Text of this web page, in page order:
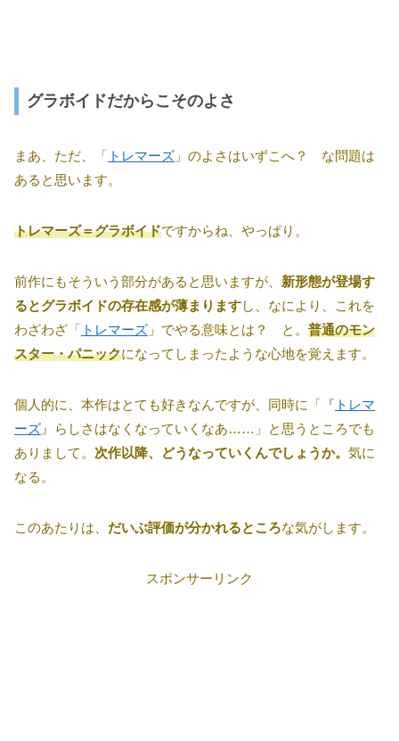
グラボイドだからこそのよさ
まあ、ただ、「 トレマーズ 」のよさはいずこへ？ な問題は
あると思います。
トレマーズ＝グラボイドですからね、やっぱり。
前作にもそういう部分があると思いますが、 新形態が登場す
るとグラボイドの存在感が薄まりますし、なにより、これを
わざわざ「 トレマーズ 」でやる意味とは？ と。 普通のモン
スター・パニックになってしまったような心地を覚えます。
個人的に、本作はとても好きなんですが、同時に「『 トレマ
ーズ 』らしさはなくなっていくなあ……」と思うところでも
ありまして。 次作以降、どうなっていくんでしょうか。 気に
なる。
このあたりは、 だいぶ評価が分かれるところな気がします。
スポンサーリンク